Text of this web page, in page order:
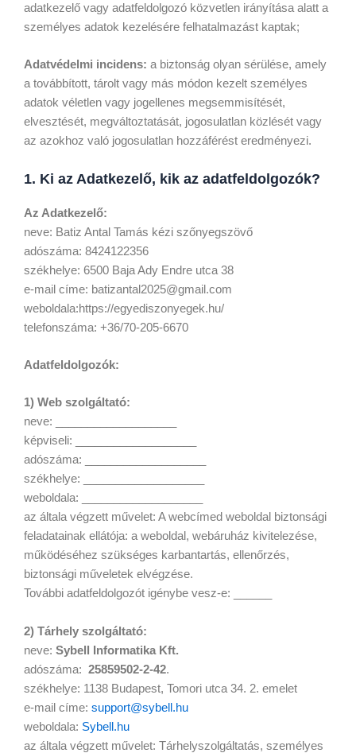
adatkezelő vagy adatfeldolgozó közvetlen irányítása alatt a
személyes adatok kezelésére felhatalmazást kaptak;
Adatvédelmi incidens: a biztonság olyan sérülése, amely
a továbbított, tárolt vagy más módon kezelt személyes
adatok véletlen vagy jogellenes megsemmisítését,
elvesztését, megváltoztatását, jogosulatlan közlését vagy
az azokhoz való jogosulatlan hozzáférést eredményezi.
1. Ki az Adatkezelő, kik az adatfeldolgozók?
Az Adatkezelő:
neve: Batiz Antal Tamás kézi szőnyegszövő
adószáma: 8424122356
székhelye: 6500 Baja Ady Endre utca 38
e-mail címe: batizantal2025@gmail.com
weboldala:https://egyediszonyegek.hu/
telefonszáma: +36/70-205-6670
Adatfeldolgozók:
1) Web szolgáltató:
neve: ___________________
képviseli: ___________________
adószáma: ___________________
székhelye: ___________________
weboldala: ___________________
az általa végzett művelet: A webcímed weboldal biztonsági
feladatainak ellátója: a weboldal, webáruház kivitelezése,
működéséhez szükséges karbantartás, ellenőrzés,
biztonsági műveletek elvégzése.
További adatfeldolgozót igénybe vesz-e: ______
2) Tárhely szolgáltató:
neve: Sybell Informatika Kft.
adószáma: 25859502-2-42.
székhelye: 1138 Budapest, Tomori utca 34. 2. emelet
e-mail címe: support@sybell.hu
weboldala: Sybell.hu
az általa végzett művelet: Tárhelyszolgáltatás, személyes